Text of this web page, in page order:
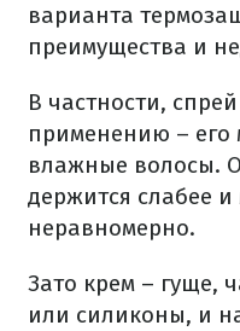
варианта
преимущества и
В частности,
применению – его
влажные волосы.
держится слабее
неравномерно.
Зато крем – гуще,
или силиконы, и